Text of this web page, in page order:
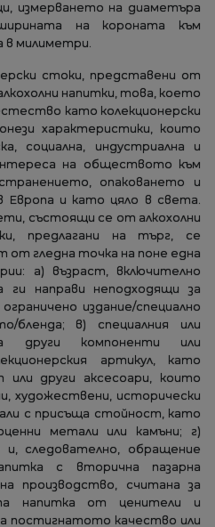
измерването на диаметъра
на короната към
в милиметри.
стоки, представени от
напитки, това, което
като колекционерски
характеристики, които
социална, индустриална и
на обществото към
опаковането и
Европа и като цяло в света.
състоящи се от алкохолни
предлагани на търг, се
от гледна точка на поне една
а) възраст, включително
направи неподходящи за
издание/специално
бленда; в) специалния или
други компоненти или
артикул, като
или други аксесоари, които
художествени, исторически
с присъща стойност, като
метали или камъни; г)
следователно, обращение
с вторична пазарна
производство, считана за
напитка от ценители и
постигнатото качество или